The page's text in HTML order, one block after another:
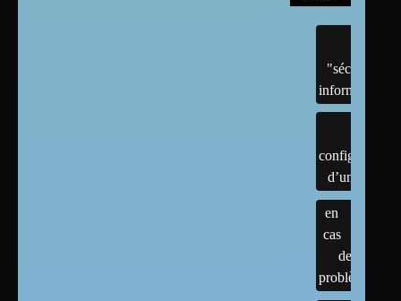
"sécurité"
informatique
configuration
d’un linux
en
cas
de
problème